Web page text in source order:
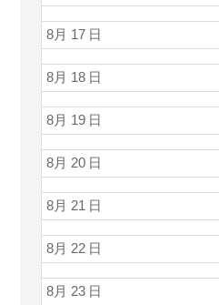
8月 17
8月 18
8月 19
8月 20
8月 21
8月 22
8月 23